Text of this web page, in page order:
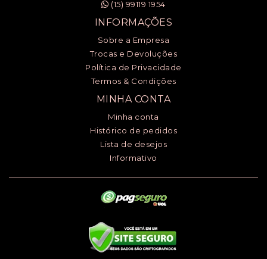
(15) 99119 1954
INFORMAÇÕES
Sobre a Empresa
Trocas e Devoluções
Política de Privacidade
Termos & Condições
MINHA CONTA
Minha conta
Histórico de pedidos
Lista de desejos
Informativo